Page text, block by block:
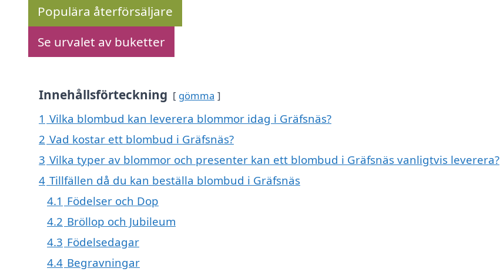
Populära återförsäljare
Se urvalet av buketter
Innehållsförteckning gömma
1 Vilka blombud kan leverera blommor idag i Gräfsnäs?
2 Vad kostar ett blombud i Gräfsnäs?
3 Vilka typer av blommor och presenter kan ett blombud i Gräfsnäs vanligtvis leverera?
4 Tillfällen då du kan beställa blombud i Gräfsnäs
4.1 Födelser och Dop
4.2 Bröllop och Jubileum
4.3 Födelsedagar
4.4 Begravningar